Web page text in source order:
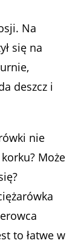
Na
się na
deszcz i
nie
Może
to łatwe w